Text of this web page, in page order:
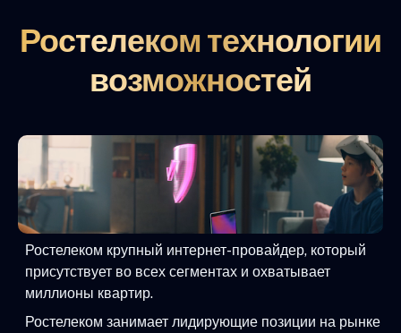
Ростелеком технологии
возможностей
Ростелеком крупный интернет-провайдер, который
присутствует во всех сегментах и охватывает
миллионы квартир.
Ростелеком занимает лидирующие позиции на рынке